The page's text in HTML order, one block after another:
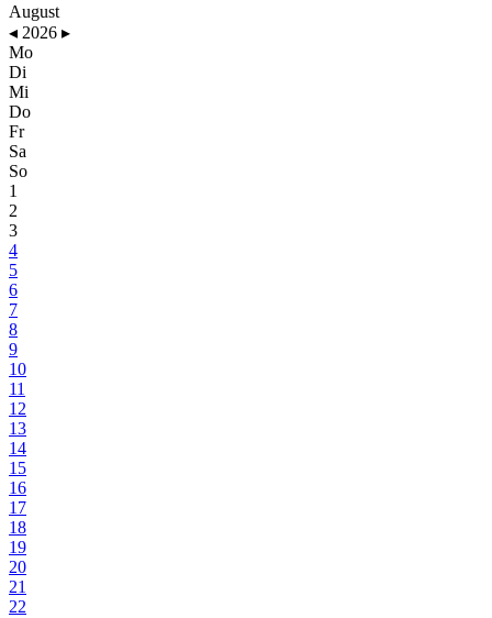
August
◂ 2026 ▸
Mo
Di
Mi
Do
Fr
Sa
So
1
2
3
4
5
6
7
8
9
10
11
12
13
14
15
16
17
18
19
20
21
22